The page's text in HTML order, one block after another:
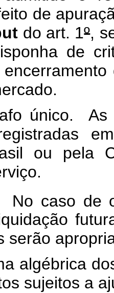
de
do art. 1º,
de
As
ou pela
No caso de
serão
dos
sujeitos a